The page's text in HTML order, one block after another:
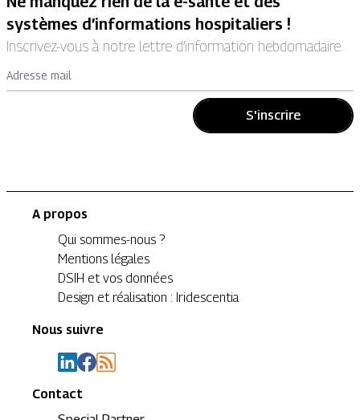
systèmes d’informations hospitaliers !
Inscrivez-vous à notre lettre d’information hebdomadaire.
Adresse mail
S'inscrire
A propos
Qui sommes-nous ?
Mentions légales
DSIH et vos données
Design et réalisation : Iridescentia
Nous suivre
Contact